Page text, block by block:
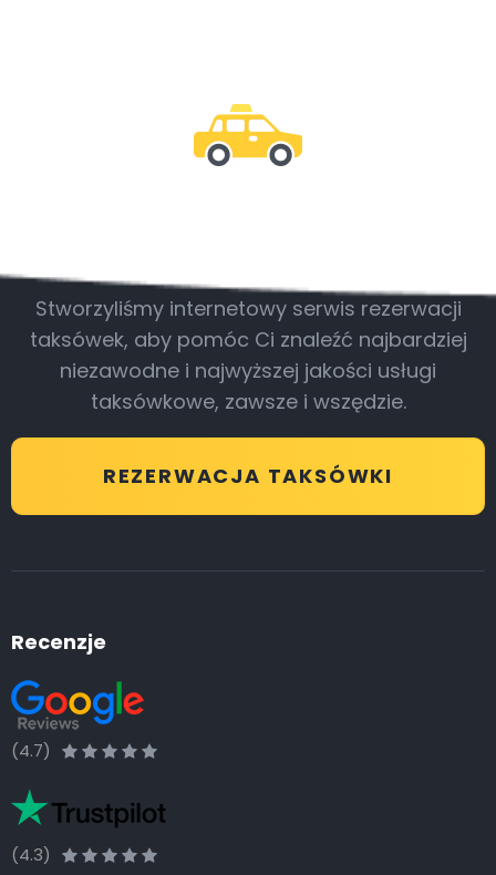
Stworzyliśmy internetowy serwis rezerwacji
taksówek, aby pomóc Ci znaleźć najbardziej
niezawodne i najwyższej jakości usługi
taksówkowe, zawsze i wszędzie.
REZERWACJA TAKSÓWKI
Recenzje
(4.7)
(4.3)